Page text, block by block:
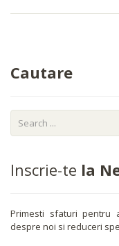
Cautare
Inscrie-te la
Primesti sfaturi pentru
despre noi si reduceri